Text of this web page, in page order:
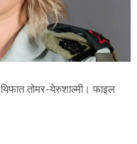
तोमर-येरुशाल्मी। फाइल